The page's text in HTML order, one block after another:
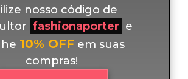
nosso código de
fashionaporter e
10% OFF em suas
compras!